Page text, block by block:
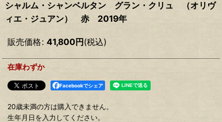
シャルム・シャンベルタン グラン・クリュ （オリヴ
ィエ・ジュアン） 赤 2019年
販売価格: 41,800円(税込)
在庫わずか
Facebookでシェア
20歳未満の方は購入できません。
生年月日を入力してください。